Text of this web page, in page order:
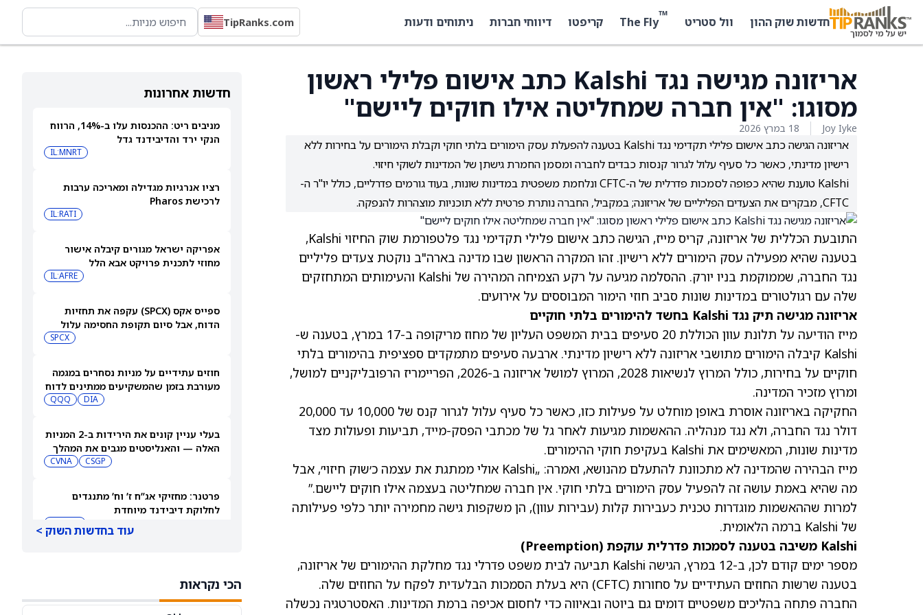
חדשות שוק ההון וול סטריט ™
The Fly קריפטו דיווחי חברות ניתוחים ודעות TipRanks.com
חדשות אחרונות
מניבים ריט: ההכנסות עלו ב-14%, הרווח
הנקי ירד והדיבידנד גדל
IL:MNRT
רציו אנרגיות מגדילה ומאריכה ערבות
לרכישת Pharos
IL:RATI
אפריקה ישראל מגורים קיבלה אישור
מחוזי לתכנית פרויקט אבא הלל
IL:AFRE
ספייס אקס (SPCX) עקפה את תחזיות
הדוח, אבל סיום תקופת החסימה עלול
SPCX
חוזים עתידיים על מניות נסחרים במגמה
מעורבת בזמן שהמשקיעים ממתינים לדוח
DIA
QQQ
בעלי עניין קונים את הירידות ב-2 המניות
האלה — והאנליסטים מגבים את המהלך
CSGP
CVNA
פרטנר: מחזיקי אג”ח ז’ וח’ מתנגדים
לחלוקת דיבידנד מיוחדת
מחזיק במניית SMCI
עוד בחדשות השוק >
הכי נקראות
אריזונה מגישה נגד Kalshi כתב אישום פלילי ראשון
מסוגו: "אין חברה שמחליטה אילו חוקים ליישם"
Joy Iyke 18 במרץ 2026
אריזונה הגישה כתב אישום פלילי תקדימי נגד Kalshi בטענה להפעלת עסק הימורים בלתי חוקי וקבלת הימורים על בחירות ללא
רישיון מדינתי, כאשר כל סעיף עלול לגרור קנסות כבדים לחברה ומסמן החמרת גישתן של המדינות לשוקי חיזוי.
Kalshi טוענת שהיא כפופה לסמכות פדרלית של ה-CFTC ונלחמת משפטית במדינות שונות, בעוד גורמים פדרליים, כולל יו"ר ה-
CFTC, מבקרים את הצעדים הפליליים של אריזונה; במקביל, החברה נותרת פרטית ללא תוכניות מוצהרות להנפקה.
התובעת הכללית של אריזונה, קריס מייז, הגישה כתב אישום פלילי תקדימי נגד פלטפורמת שוק החיזוי Kalshi,
בטענה שהיא מפעילה עסק הימורים ללא רישיון. זהו המקרה הראשון שבו מדינה בארה"ב נוקטת צעדים פליליים
נגד החברה, שממוקמת בניו יורק. ההסלמה מגיעה על רקע הצמיחה המהירה של Kalshi והעימותים המתחזקים
שלה עם רגולטורים במדינות שונות סביב חוזי הימור המבוססים על אירועים.
אריזונה מגישה תיק נגד Kalshi בחשד להימורים בלתי חוקיים
מייז הודיעה על תלונת עוון הכוללת 20 סעיפים בבית המשפט העליון של מחוז מריקופה ב-17 במרץ, בטענה ש-
Kalshi קיבלה הימורים מתושבי אריזונה ללא רישיון מדינתי. ארבעה סעיפים מתמקדים ספציפית בהימורים בלתי
חוקיים על בחירות, כולל המרוץ לנשיאות 2028, המרוץ למושל אריזונה ב-2026, הפריימריז הרפובליקניים למושל,
ומרוץ מזכיר המדינה.
החקיקה באריזונה אוסרת באופן מוחלט על פעילות כזו, כאשר כל סעיף עלול לגרור קנס של 10,000 עד 20,000
דולר נגד החברה, ולא נגד מנהליה. ההאשמות מגיעות לאחר גל של מכתבי הפסק-מייד, תביעות ופעולות מצד
מדינות שונות, המאשימים את Kalshi בעקיפת חוקי ההימורים.
מייז הבהירה שהמדינה לא מתכוונת להתעלם מהנושא, ואמרה: „Kalshi אולי ממתגת את עצמה כ׳שוק חיזוי׳, אבל
מה שהיא באמת עושה זה להפעיל עסק הימורים בלתי חוקי. אין חברה שמחליטה בעצמה אילו חוקים ליישם.”
למרות שההאשמות מוגדרות טכנית כעבירות קלות (עבירות עוון), הן משקפות גישה מחמירה יותר כלפי פעילותה
של Kalshi ברמה הלאומית.
Kalshi משיבה בטענה לסמכות פדרלית עוקפת (Preemption)
מספר ימים קודם לכן, ב-12 במרץ, הגישה Kalshi תביעה לבית משפט פדרלי נגד מחלקת ההימורים של אריזונה,
בטענה שרשות החוזים העתידיים על סחורות (CFTC) היא בעלת הסמכות הבלעדית לפקח על החוזים שלה.
החברה פתחה בהליכים משפטיים דומים גם ביוטה ובאיווה כדי לחסום אכיפה ברמת המדינות. האסטרטגיה נכשלה